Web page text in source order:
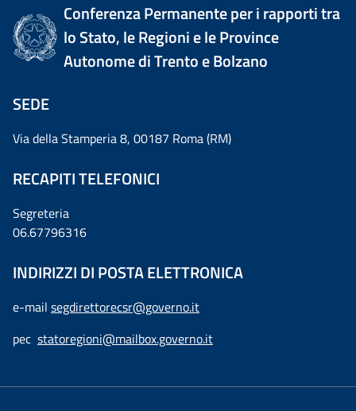
Conferenza Permanente per i rapporti tra
lo Stato, le Regioni e le Province
Autonome di Trento e Bolzano
SEDE
Via della Stamperia 8, 00187 Roma (RM)
RECAPITI TELEFONICI
Segreteria
06.67796316
INDIRIZZI DI POSTA ELETTRONICA
e-mail segdirettorecsr@governo.it
pec statoregioni@mailbox.governo.it